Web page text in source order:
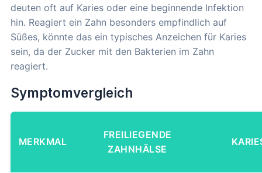
deuten oft auf Karies oder eine beginnende Infektion
hin. Reagiert ein Zahn besonders empfindlich auf
Süßes, könnte das ein typisches Anzeichen für Karies
sein, da der Zucker mit den Bakterien im Zahn
reagiert.
Symptomvergleich
MERKMAL
FREILIEGENDE
ZAHNHÄLSE